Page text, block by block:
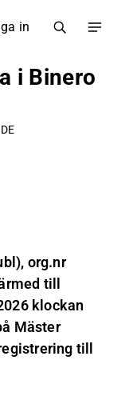
in
i Binero
org.nr
till
klockan
Mäster
till